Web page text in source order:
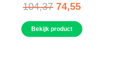
104,37 74,55
Bekijk product